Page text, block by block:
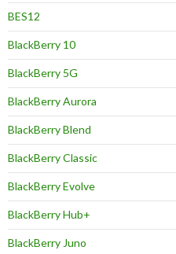
BES12
BlackBerry 10
BlackBerry 5G
BlackBerry Aurora
BlackBerry Blend
BlackBerry Classic
BlackBerry Evolve
BlackBerry Hub+
BlackBerry Juno